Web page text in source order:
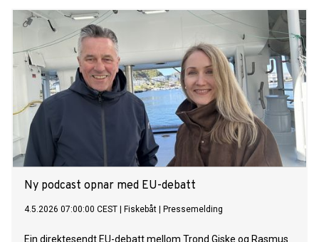
Ny podcast opnar med EU-debatt
4.5.2026 07:00:00 CEST Fiskebåt Pressemelding
Ein direktesendt EU-debatt mellom Trond Giske og Rasmus